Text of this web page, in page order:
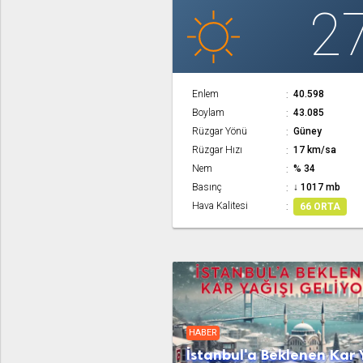
Enlem
40.598
Boylam
43.085
Rüzgar Yönü
Güney
Rüzgar Hızı
17 km/sa
Nem
% 34
Basınç
↓ 1017 mb
Hava Kalitesi
66 ORTA
HABER
İstanbul'a Beklenen Kar